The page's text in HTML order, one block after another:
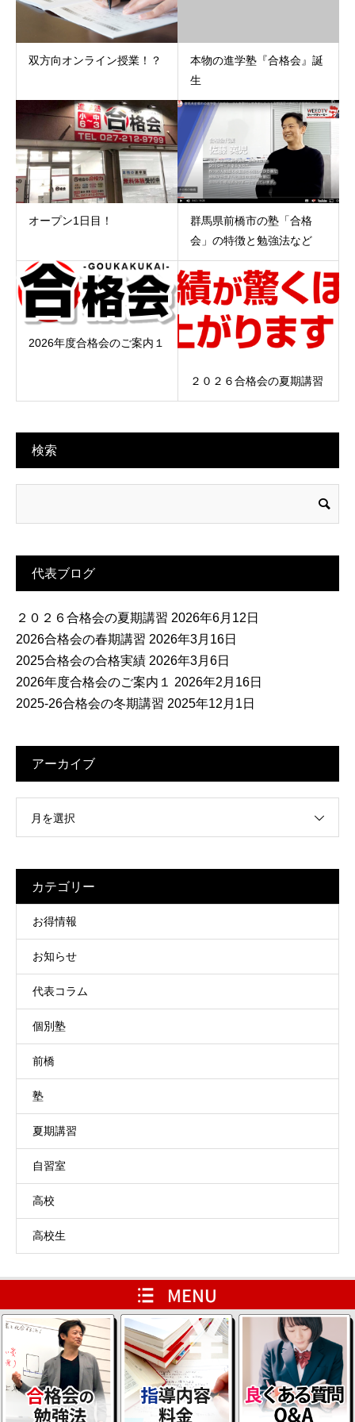
双方向オンライン授業！？
本物の進学塾『合格会』誕
生
オープン1日目！
群馬県前橋市の塾「合格
会」の特徴と勉強法など
2026年度合格会のご案内１
２０２６合格会の夏期講習
検索
代表ブログ
２０２６合格会の夏期講習 2026年6月12日
2026合格会の春期講習 2026年3月16日
2025合格会の合格実績 2026年3月6日
2026年度合格会のご案内１
2026年2月16日
2025-26合格会の冬期講習 2025年12月1日
アーカイブ
月を選択
カテゴリー
お得情報
お知らせ
代表コラム
個別塾
前橋
塾
夏期講習
自習室
高校
高校生
HOME レベルアップ用ページ